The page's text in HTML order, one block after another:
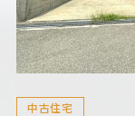
中古住宅